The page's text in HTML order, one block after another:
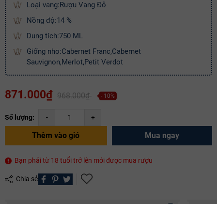
Loại vang:Rượu Vang Đỏ
Nồng độ:14 %
Dung tích:750 ML
Giống nho:Cabernet Franc,Cabernet
Sauvignon,Merlot,Petit Verdot
871.000₫ 968.000₫ - 10%
Số lượng: - +
Thêm vào giỏ Mua ngay
Bạn phải từ 18 tuổi trở lên mới được mua rượu
Chia sẻ
Ngày hết hạn:
Điều kiện:
Copy mã và nhập mã ở trangTHANH TOÁNbạn nhé!